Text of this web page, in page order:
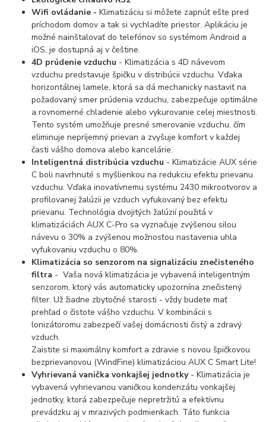
Wifi ovládanie -Klimatizáciu si môžete zapnúť ešte pred
príchodom domov a tak si vychladíte priestor. Aplikáciu je
možné nainštalovať do telefónov so systémom Android a
iOS, je dostupná aj v češtine.
4D prúdenie vzduchu - Klimatizácia s 4D návevom
vzduchu predstavuje špičku v distribúcii vzduchu. Vďaka
horizontálnej lamele, ktorá sa dá mechanicky nastaviť na
požadovaný smer prúdenia vzduchu, zabezpečuje optimálne
a rovnomerné chladenie alebo vykurovanie celej miestnosti.
Tento systém umožňuje presné smerovanie vzduchu, čím
eliminuje nepríjemný prievan a zvyšuje komfort v každej
časti vášho domova alebo kancelárie.
Inteligentná distribúcia vzduchu - Klimatizácie AUX série
C boli navrhnuté s myšlienkou na redukciu efektu prievanu
vzduchu. Vďaka inovatívnemu systému 2430 mikrootvorov a
profilovanej žalúzii je vzduch vyfukovaný bez efektu
prievanu. Technológia dvojitých žalúzií použitá v
klimatizáciách AUX C-Pro sa vyznačuje zvýšenou silou
návevu o 30% a zvýšenou možnosťou nastavenia uhla
vyfukovaniu vzduchu o 80%.
Klimatizácia so senzorom na signalizáciu znečisteného
filtra - Vaša nová klimatizácia je vybavená inteligentným
senzorom, ktorý vás automaticky upozornína znečistený
filter. Už žiadne zbytočné starosti - vždy budete mať
prehľad o čistote vášho vzduchu. V kombinácii s
lonizátoromu zabezpečí vašej domácnosti čistý a zdravý
vzduch.
Zaistite si maximálny komfort a zdravie s novou špičkovou
bezprievanovou (WindFine) klimatizáciou AUX C Smart Lite!
Vyhrievaná vanička vonkajšej jednotky- Klimatizácia je
vybavená vyhrievanou vaničkou kondenzátu vonkajšej
jednotky, ktorá zabezpečuje nepretržitú a efektívnu
prevádzku aj v mrazivých podmienkach. Táto funkcia